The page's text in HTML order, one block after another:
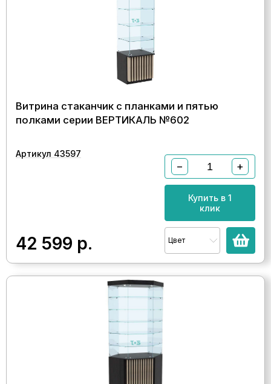
Витрина стаканчик с планками и пятью
полками серии ВЕРТИКАЛЬ №602
Артикул 43597
42 599 р.
− +
Купить в 1
клик
Цвет